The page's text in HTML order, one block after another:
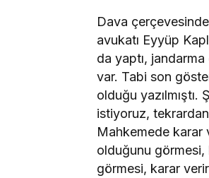
Dava
avukatı Eyyüp
da yaptı,
var. Tabi son
olduğu yazılmıştı.
istiyoruz,
Mahkemede karar
olduğunu görmesi,
görmesi, karar